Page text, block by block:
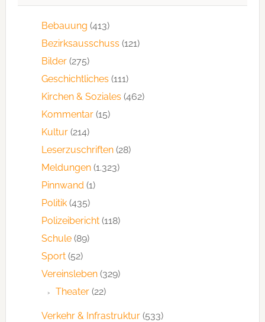
Bebauung (413)
Bezirksausschuss (121)
Bilder(275)
Geschichtliches (111)
Kirchen & Soziales (462)
Kommentar(15)
Kultur(214)
Leserzuschriften(28)
Meldungen(1.323)
Pinnwand (1)
Politik(435)
Polizeibericht(118)
Schule(89)
Sport(52)
Vereinsleben(329)
Theater(22)
Verkehr & Infrastruktur(533)